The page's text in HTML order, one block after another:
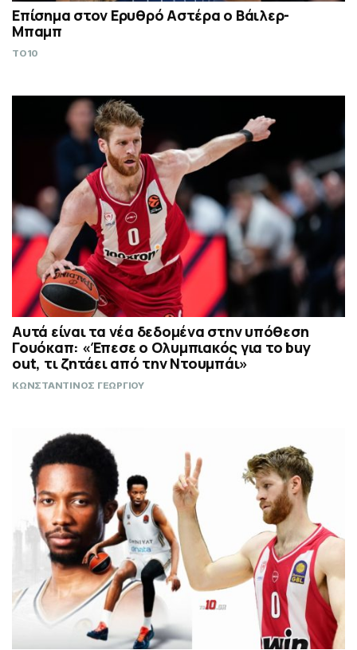
Επίσημα στον Ερυθρό Αστέρα ο Βάιλερ-
Μπαμπ
TO10
Αυτά είναι τα νέα δεδομένα στην υπόθεση
Γουόκαπ: «Έπεσε ο Ολυμπιακός για το buy
out, τι ζητάει από την Ντουμπάι»
ΚΩΝΣΤΑΝΤΙΝΟΣ ΓΕΩΡΓΙΟΥ